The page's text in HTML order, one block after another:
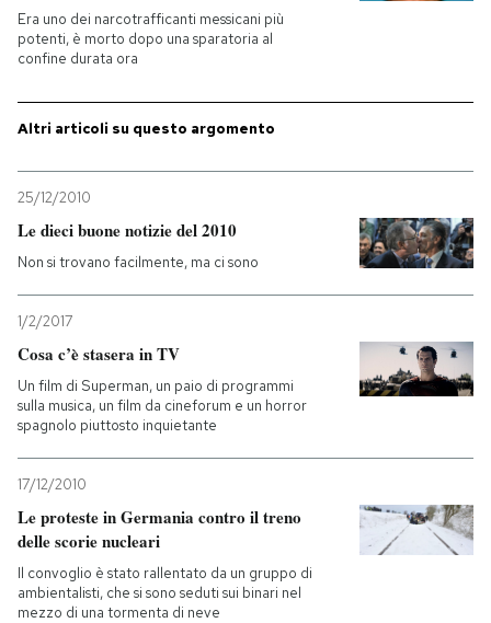
I MIEI PREFERITI
SHOP
Entra
Era uno dei narcotrafficanti messicani più
potenti, è morto dopo una sparatoria al
confine durata ora
Altri articoli su questo argomento
25/12/2010
Le dieci buone notizie del 2010
Non si trovano facilmente, ma ci sono
1/2/2017
Cosa c’è stasera in TV
Un film di Superman, un paio di programmi
sulla musica, un film da cineforum e un horror
spagnolo piuttosto inquietante
17/12/2010
Le proteste in Germania contro il treno
delle scorie nucleari
Il convoglio è stato rallentato da un gruppo di
ambientalisti, che si sono seduti sui binari nel
mezzo di una tormenta di neve